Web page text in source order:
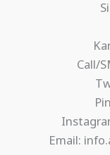
Call/
Email: